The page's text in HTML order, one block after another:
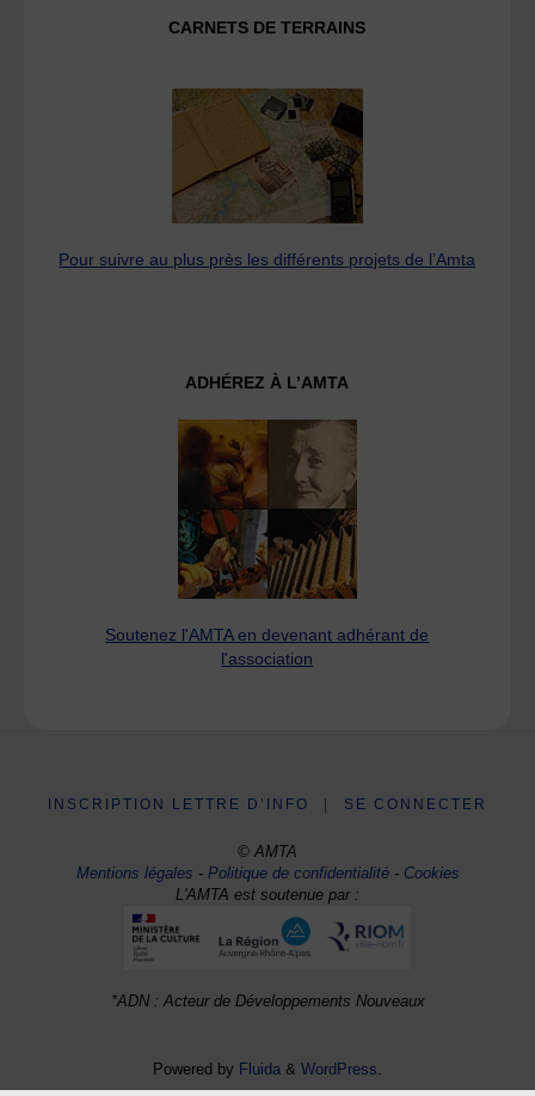
CARNETS DE TERRAINS
Pour suivre au plus près les différents projets de l’Amta
ADHÉREZ À L’AMTA
Soutenez l'AMTA en devenant adhérant de
l'association
INSCRIPTION LETTRE D’INFO SE CONNECTER
© AMTA
Mentions légales -Politique de confidentialité- Cookies
L'AMTA est soutenue par :
*ADN : Acteur de Développements Nouveaux
Powered by Fluida & WordPress.